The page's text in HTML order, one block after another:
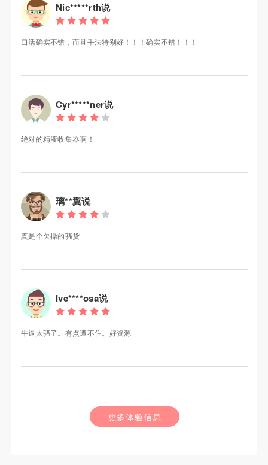
Nic*****rth说
口活确实不错，而且手法特别好！！！确实不错！！！
Cyr*****ner说
绝对的精液收集器啊！
璃**翼说
真是个欠操的骚货
Ive****osa说
牛逼太骚了。有点遭不住。好资源
更多体验信息